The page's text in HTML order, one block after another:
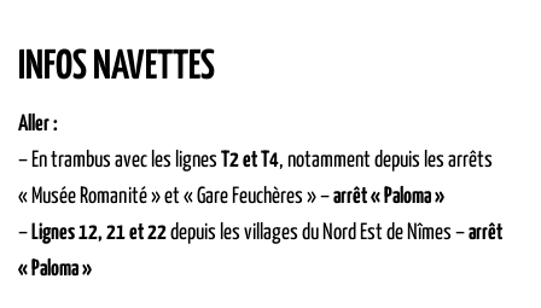
INFOS NAVETTES
Aller :
– En trambus avec les lignes T2 et T4, notamment depuis les arrêts
« Musée Romanité » et « Gare Feuchères » –arrêt « Paloma »
– Lignes 12, 21 et 22depuis les villages du Nord Est de Nîmes –arrêt
« Paloma »